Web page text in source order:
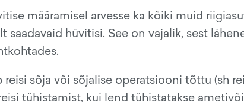
määramisel arvesse ka kõiki muid
hüvitisi. See on vajalik, sest
sõja või sõjalise operatsiooni tõttu (sh
tühistamist, kui lend tühistatakse